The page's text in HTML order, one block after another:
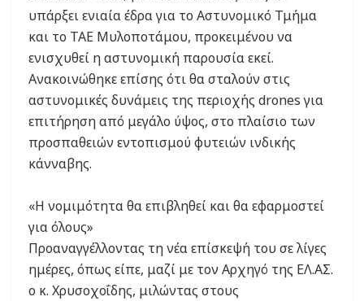
υπάρξει ενιαία έδρα για το Αστυνομικό Τμήμα
και το ΤΑΕ Μυλοποτάμου, προκειμένου να
ενισχυθεί η αστυνομική παρουσία εκεί.
Ανακοινώθηκε επίσης ότι θα σταλούν στις
αστυνομικές δυνάμεις της περιοχής drones για
επιτήρηση από μεγάλο ύψος, στο πλαίσιο των
προσπαθειών εντοπισμού φυτειών ινδικής
κάνναβης.
«Η νομιμότητα θα επιβληθεί και θα εφαρμοστεί
για όλους»
Προαναγγέλλοντας τη νέα επίσκεψή του σε λίγες
ημέρες, όπως είπε, μαζί με τον Αρχηγό της ΕΛ.ΑΣ.
ο κ. Χρυσοχοΐδης, μιλώντας στους